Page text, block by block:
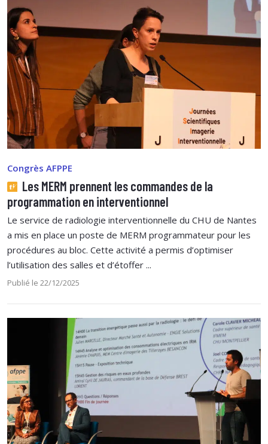
Congrès AFPPE
Les MERM prennent les commandes de la
programmation en interventionnel
Le service de radiologie interventionnelle du CHU de Nantes
a mis en place un poste de MERM programmateur pour les
procédures au bloc. Cette activité a permis d’optimiser
l’utilisation des salles et d’étoffer ...
Publié le 22/12/2025